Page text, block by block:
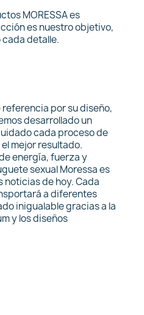
MORESSA es
es nuestro objetivo,
detalle.
referencia por su diseño,
desarrollado un
cada proceso de
mejor resultado.
energía, fuerza y
sexual Moressa es
noticias de hoy. Cada
a diferentes
inigualable gracias a la
y los diseños